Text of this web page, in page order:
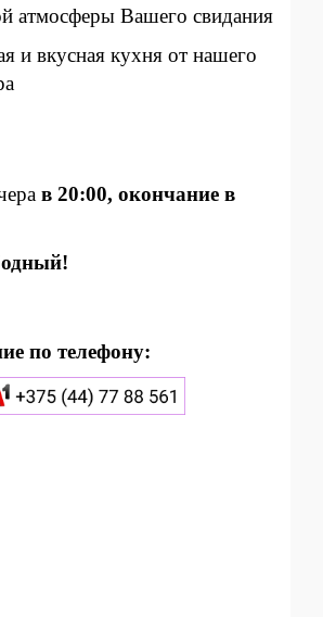
атмосферы Вашего свидания
и вкусная кухня от нашего
в 20:00, окончание в
по телефону: